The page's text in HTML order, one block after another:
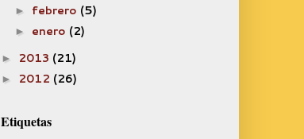
► febrero (5)
► enero (2)
► 2013 (21)
► 2012 (26)
Etiquetas